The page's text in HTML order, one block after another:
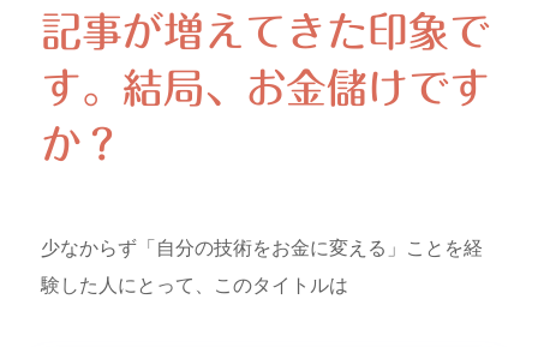
記事が増えてきた印象で
す。結局、お金儲けです
か？
少なからず「自分の技術をお金に変える」ことを経
験した人にとって、このタイトルは